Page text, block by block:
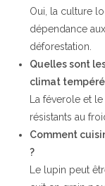
Oui, la culture
dépendance
déforestation.
Quelles sont
climat tempéré
La féverole et
résistants au
Comment
?
Le lupin peut